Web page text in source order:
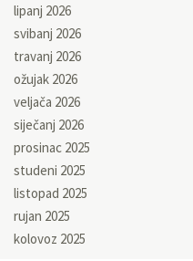
lipanj 2026
svibanj 2026
travanj 2026
ožujak 2026
veljača 2026
siječanj 2026
prosinac 2025
studeni 2025
listopad 2025
rujan 2025
kolovoz 2025